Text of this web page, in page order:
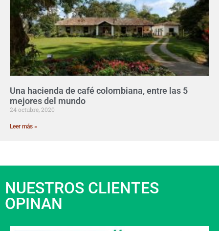
Una hacienda de café colombiana, entre las 5
mejores del mundo
24 octubre, 2020
Leer más »
NUESTROS CLIENTES
OPINAN